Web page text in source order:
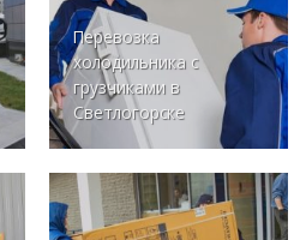
Перевозка
холодильника с
грузчиками в
Светлогорске